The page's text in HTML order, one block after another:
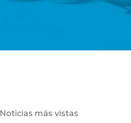
Noticias más vistas